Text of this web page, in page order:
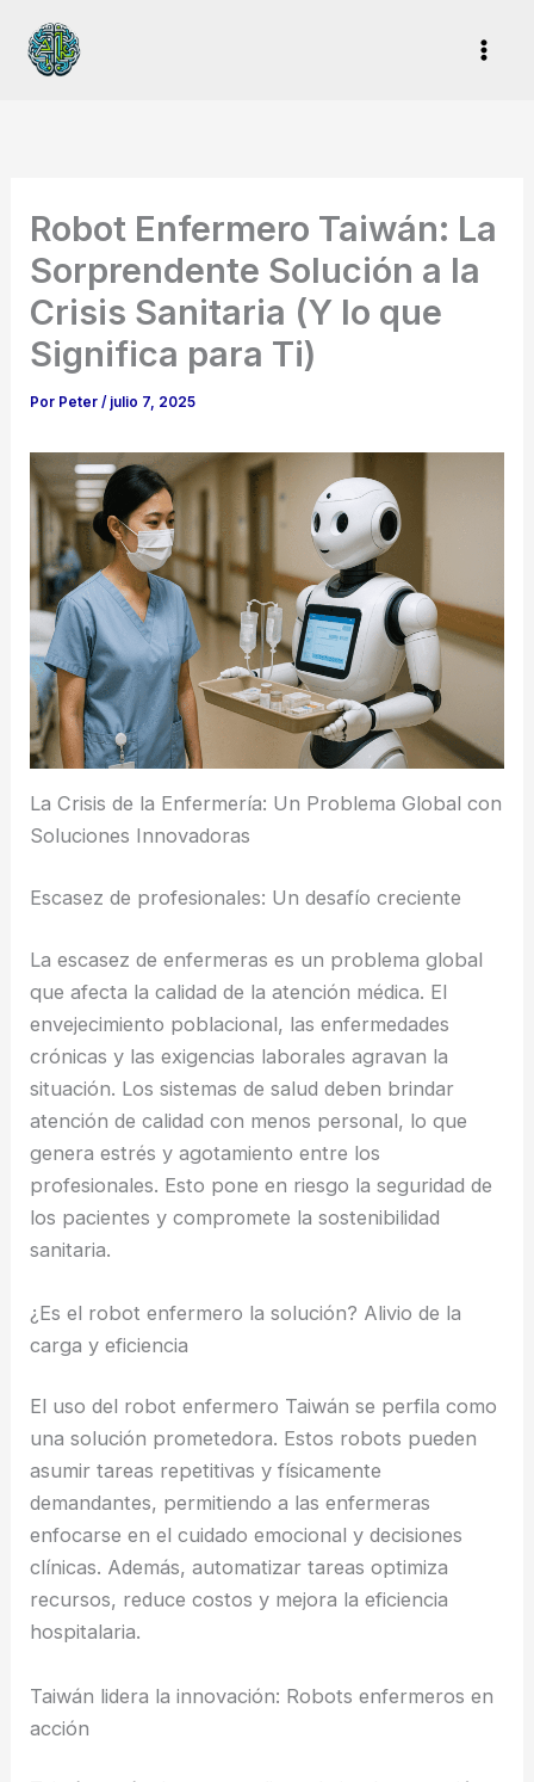
contenido
Robot Enfermero Taiwán: La
Sorprendente Solución a la
Crisis Sanitaria (Y lo que
Significa para Ti)
Por Peter/ julio 7, 2025
La Crisis de la Enfermería: Un Problema Global con
Soluciones Innovadoras
Escasez de profesionales: Un desafío creciente
La escasez de enfermeras es un problema global
que afecta la calidad de la atención médica. El
envejecimiento poblacional, las enfermedades
crónicas y las exigencias laborales agravan la
situación. Los sistemas de salud deben brindar
atención de calidad con menos personal, lo que
genera estrés y agotamiento entre los
profesionales. Esto pone en riesgo la seguridad de
los pacientes y compromete la sostenibilidad
sanitaria.
¿Es el robot enfermero la solución? Alivio de la
carga y eficiencia
El uso del robot enfermero Taiwán se perfila como
una solución prometedora. Estos robots pueden
asumir tareas repetitivas y físicamente
demandantes, permitiendo a las enfermeras
enfocarse en el cuidado emocional y decisiones
clínicas. Además, automatizar tareas optimiza
recursos, reduce costos y mejora la eficiencia
hospitalaria.
Taiwán lidera la innovación: Robots enfermeros en
acción